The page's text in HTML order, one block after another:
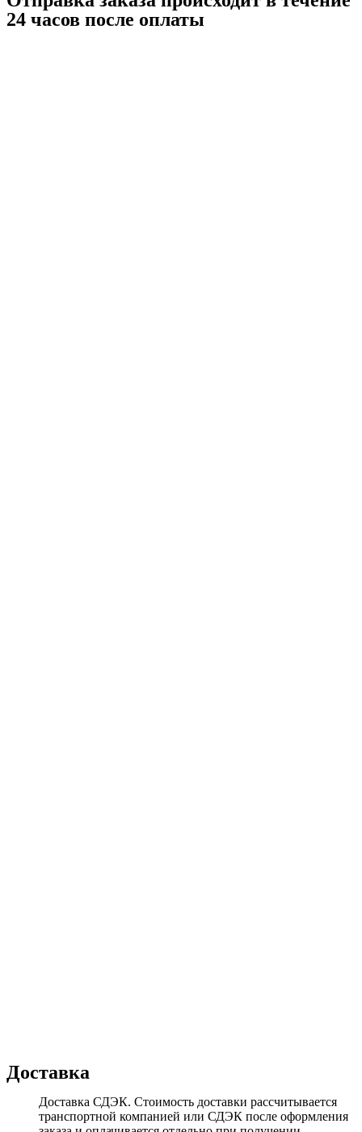
24 часов после оплаты
Доставка
Доставка СДЭК. Стоимость доставки рассчитывается
транспортной компанией или СДЭК после оформления